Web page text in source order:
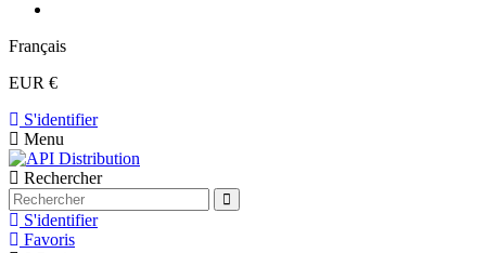
Français
EUR €
S'identifier
Menu
Rechercher
S'identifier
Favoris